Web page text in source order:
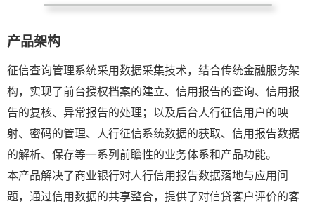
产品架构
征信查询管理系统采用数据采集技术，结合传统金融服务架
构，实现了前台授权档案的建立、信用报告的查询、信用报
告的复核、异常报告的处理；以及后台人行征信用户的映
射、密码的管理、人行征信系统数据的获取、信用报告数据
的解析、保存等一系列前瞻性的业务体系和产品功能。
本产品解决了商业银行对人行信用报告数据落地与应用问
题，通过信用数据的共享整合，提供了对信贷客户评价的客